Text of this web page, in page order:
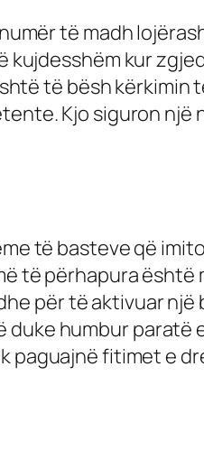
të madh
kur
të bësh kërkimin
Kjo siguron një
të basteve që
të përhapura është
për të aktivuar një
humbur paratë
paguajnë fitimet e